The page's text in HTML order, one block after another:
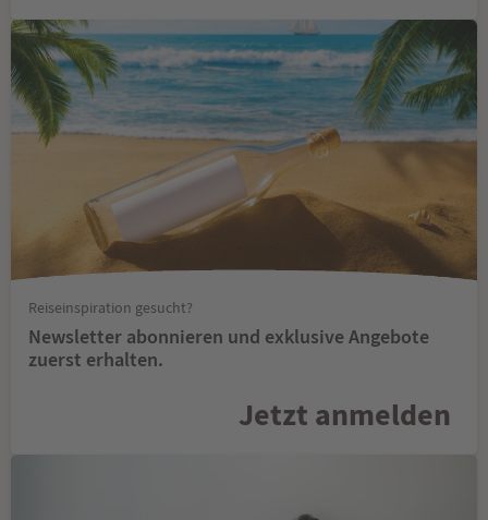
Reiseinspiration gesucht?
Newsletter abonnieren und exklusive Angebote
zuerst erhalten.
Jetzt anmelden